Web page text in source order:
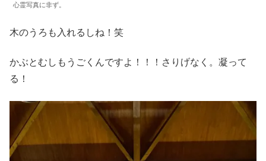
心霊写真に非ず。
木のうろも入れるしね！笑
かぶとむしもうごくんですよ！！！さりげなく。凝って
る！